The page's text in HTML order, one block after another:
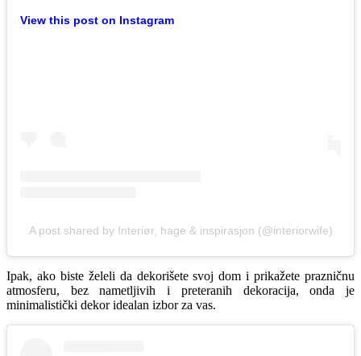
View this post on Instagram
A post shared by Interiør, hage & inspirasjon (@interiorwife)
Ipak, ako biste želeli da dekorišete svoj dom i prikažete prazničnu
atmosferu, bez nametljivih i preteranih dekoracija, onda je
minimalistički dekor idealan izbor za vas.